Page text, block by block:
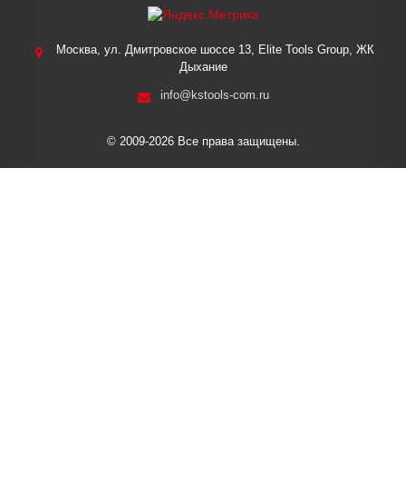
Москва, ул. Дмитровское шоссе 13, Elite Tools Group, ЖК
Дыхание
info@kstools-com.ru
© 2009-2026 Все права защищены.